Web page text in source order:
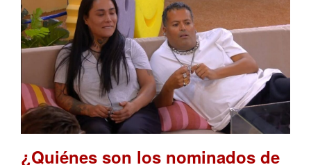
¿Quiénes son los nominados de